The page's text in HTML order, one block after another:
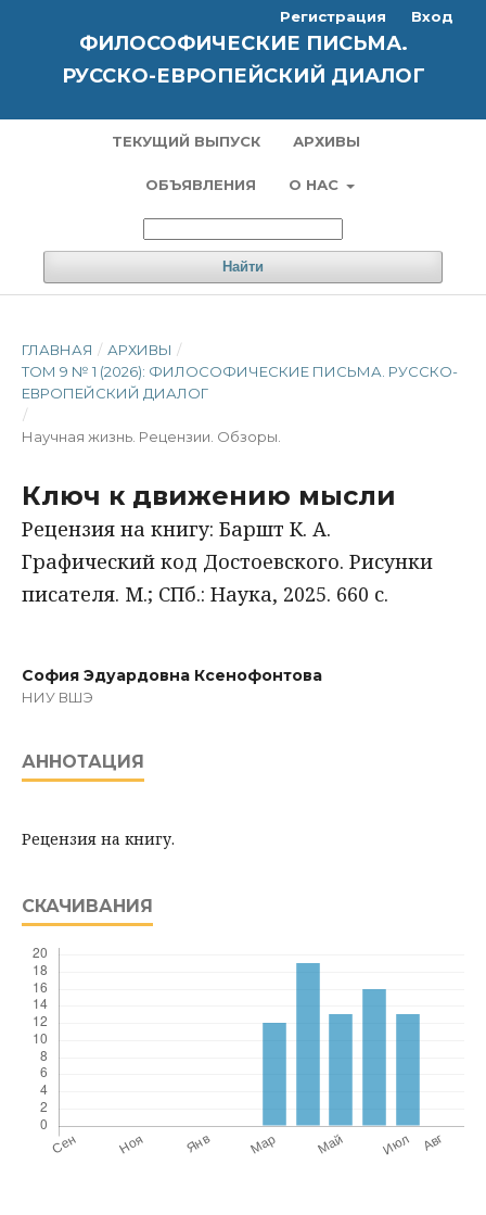
ФИЛОСОФИЧЕСКИЕ ПИСЬМА.
РУССКО-ЕВРОПЕЙСКИЙ ДИАЛОГ
ТЕКУЩИЙ ВЫПУСК АРХИВЫ
ОБЪЯВЛЕНИЯ О НАС
Найти
Регистрация Вход
ГЛАВНАЯ / АРХИВЫ /
ТОМ 9 № 1 (2026): ФИЛОСОФИЧЕСКИЕ ПИСЬМА. РУССКО-
ЕВРОПЕЙСКИЙ ДИАЛОГ
/
Научная жизнь. Рецензии. Обзоры.
Ключ к движению мысли
Рецензия на книгу: Баршт К. А.
Графический код Достоевского. Рисунки
писателя. М.; СПб.: Наука, 2025. 660 с.
София Эдуардовна Ксенофонтова
НИУ ВШЭ
АННОТАЦИЯ
Рецензия на книгу.
СКАЧИВАНИЯ